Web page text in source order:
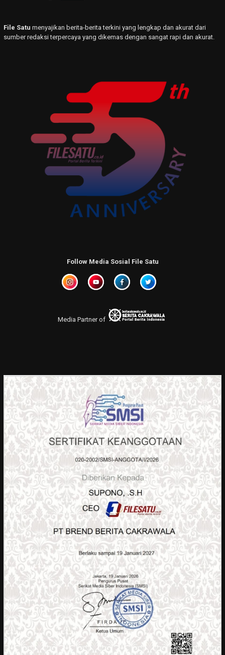
File Satu menyajikan berita-berita terkini yang lengkap dan akurat dari
sumber redaksi terpercaya yang dikemas dengan sangat rapi dan akurat.
Follow Media Sosial File Satu
Media Partner of